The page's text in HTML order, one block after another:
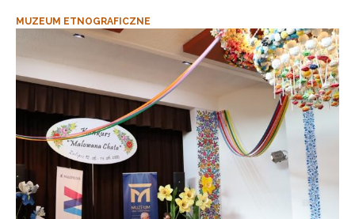
MUZEUM ETNOGRAFICZNE